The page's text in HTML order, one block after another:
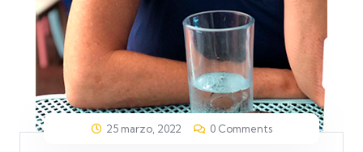
25 marzo, 2022 0 Comments